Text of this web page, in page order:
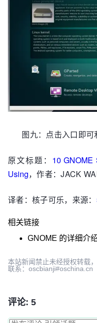
图九：点击入口即
原文标题： 10
Using，作者：JACK
译者：核子可乐，来源：
相关链接
GNOME 的详细介
本站新闻禁止未经授权转载
联系：oscbianji#oschina.cn
评论: 5